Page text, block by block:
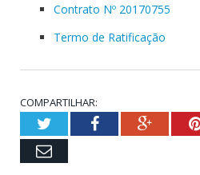
Contrato Nº 20170755
Termo de Ratificação
COMPARTILHAR:
TwitterFacebook
Email